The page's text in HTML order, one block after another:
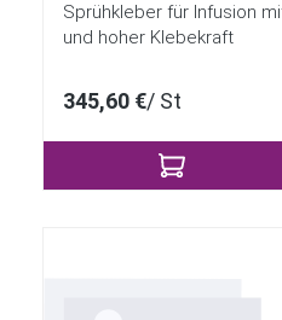
Sprühkleber für Infusion
und hoher Klebekraft
345,60 €/ St